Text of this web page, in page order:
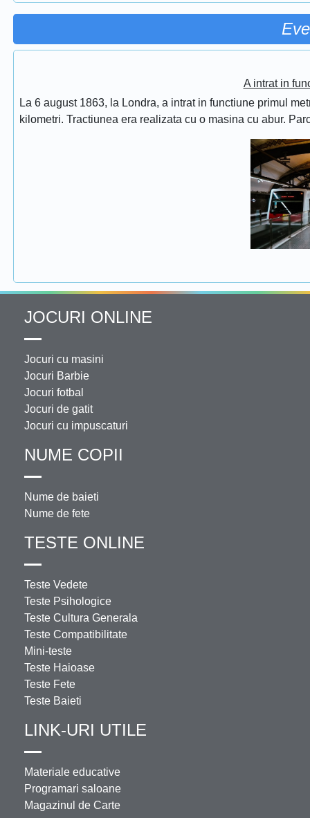
A intrat in
La 6 august 1863, la Londra, a intrat in functiune primul
kilometri. Tractiunea era realizata cu o masina cu abur.
JOCURI ONLINE
Jocuri cu masini
Jocuri Barbie
Jocuri fotbal
Jocuri de gatit
Jocuri cu impuscaturi
NUME COPII
Nume de baieti
Nume de fete
TESTE ONLINE
Teste Vedete
Teste Psihologice
Teste Cultura Generala
Teste Compatibilitate
Mini-teste
Teste Haioase
Teste Fete
Teste Baieti
LINK-URI UTILE
Materiale educative
Programari saloane
Magazinul de Carte